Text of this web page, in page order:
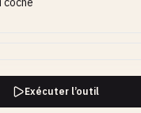
Exécuter l’outil